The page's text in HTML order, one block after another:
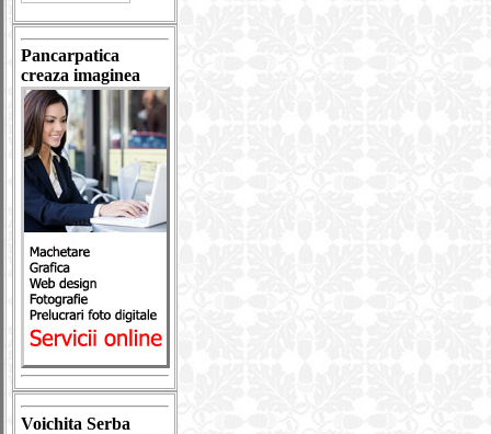
Pancarpatica
creaza imaginea
Voichita Serba